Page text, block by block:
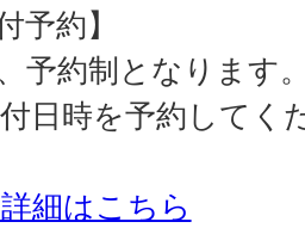
予約】
予約制となります
日時を予約してく
細はこちら